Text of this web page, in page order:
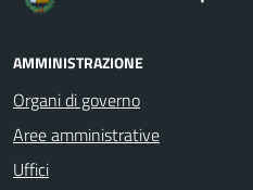
AMMINISTRAZIONE
Organi di governo
Aree amministrative
Uffici